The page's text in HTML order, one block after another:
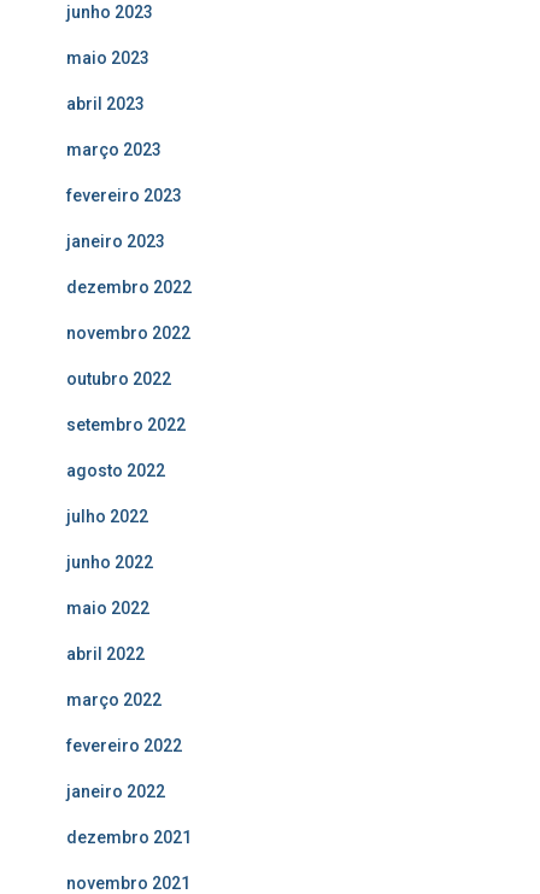
junho 2023
maio 2023
abril 2023
março 2023
fevereiro 2023
janeiro 2023
dezembro 2022
novembro 2022
outubro 2022
setembro 2022
agosto 2022
julho 2022
junho 2022
maio 2022
abril 2022
março 2022
fevereiro 2022
janeiro 2022
dezembro 2021
novembro 2021